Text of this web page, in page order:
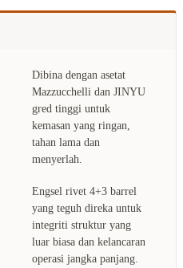
Dibina dengan asetat
Mazzucchelli dan JINYU
gred tinggi untuk
kemasan yang ringan,
tahan lama dan
menyerlah.
Engsel rivet 4+3 barrel
yang teguh direka untuk
integriti struktur yang
luar biasa dan kelancaran
operasi jangka panjang.